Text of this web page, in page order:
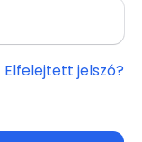
Elfelejtett jelszó?